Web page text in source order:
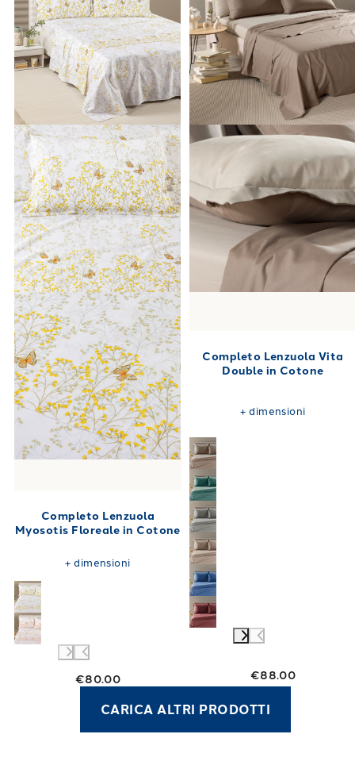
Completo Lenzuola
Myosotis Floreale in Cotone
€80.00
+dimensioni
Completo Lenzuola Vita
Double in Cotone
€88.00
+dimensioni
CARICA ALTRI PRODOTTI